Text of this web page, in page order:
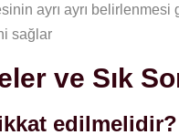
ayrı ayrı
sağlar
ve Sık
edilmelidir?